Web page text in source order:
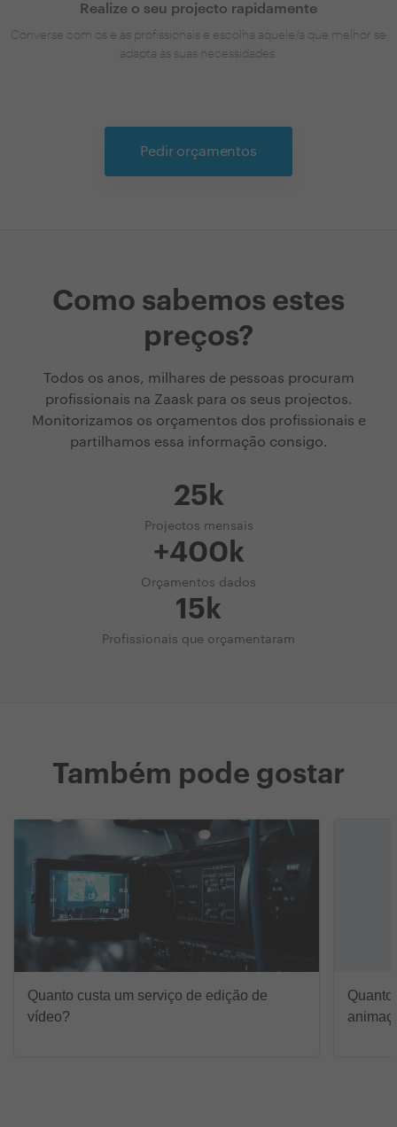
Realize o seu projecto rapidamente
Converse com os e as profissionais e escolha aquele/a que melhor se
adapta às suas necessidades.
Pedir orçamentos
Como sabemos estes
preços?
Todos os anos, milhares de pessoas procuram
profissionais na Zaask para os seus projectos.
Monitorizamos os orçamentos dos profissionais e
partilhamos essa informação consigo.
25k
Projectos mensais
+400k
Orçamentos dados
15k
Profissionais que orçamentaram
Também pode gostar
Quanto custa um serviço de edição de
vídeo?